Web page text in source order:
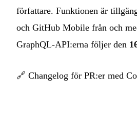
författare. Funktionen är
och GitHub Mobile från och
GraphQL-API:erna följer den
🔗 Changelog för PR:er med